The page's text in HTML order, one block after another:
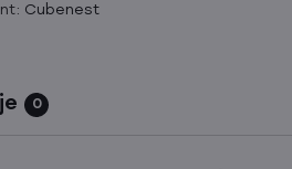
Cubenest
0